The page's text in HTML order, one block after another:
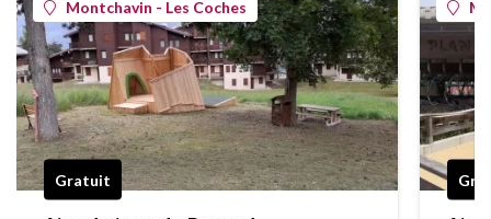
Montchavin - Les Coches
Gratuit